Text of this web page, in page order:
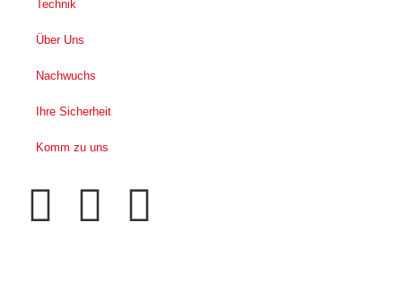
Technik
Über Uns
Nachwuchs
Ihre Sicherheit
Komm zu uns